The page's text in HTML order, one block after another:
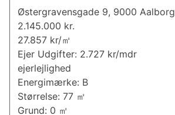
Østergravensgade 9, 9000 Aalborg
2.145.000 kr.
27.857 kr/㎡
Ejer Udgifter: 2.727 kr/mdr
ejerlejlighed
Energimærke: B
Størrelse: 77 ㎡
Grund: 0 ㎡